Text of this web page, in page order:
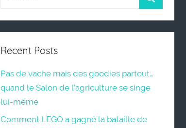
Recent Posts
Pas de vache mais des goodies partout…
quand le Salon de l’agriculture se singe
lui-même
Comment LEGO a gagné la bataille de